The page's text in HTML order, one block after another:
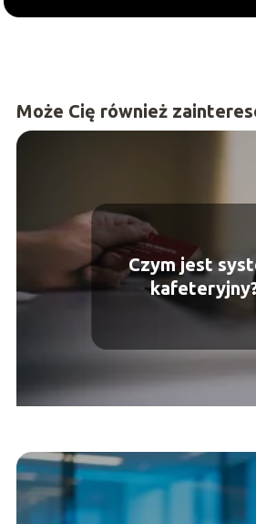
Może Cię również
Czym jest